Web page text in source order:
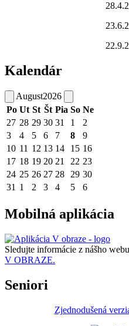
Kalendár
August2026
Po Ut St Št Pia So Ne
27 28 29 30 31 1
2
3
4 5 6 7 8
9
10 11 12 13 14 15 16
17 18 19 20 21 22 23
24 25 26 27 28 29 30
31 1 2 3 4 5 6
Mobilná aplikácia
Sledujte informácie z nášho
V OBRAZE.
Seniori
Zjednodušená